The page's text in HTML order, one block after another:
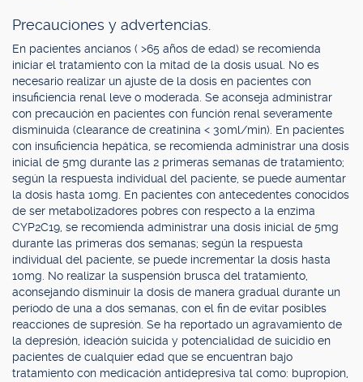
Precauciones y advertencias.
En pacientes ancianos ( >65 años de edad) se recomienda
iniciar el tratamiento con la mitad de la dosis usual. No es
necesario realizar un ajuste de la dosis en pacientes con
insuficiencia renal leve o moderada. Se aconseja administrar
con precaución en pacientes con función renal severamente
disminuida (clearance de creatinina < 30ml/min). En pacientes
con insuficiencia hepática, se recomienda administrar una dosis
inicial de 5mg durante las 2 primeras semanas de tratamiento;
según la respuesta individual del paciente, se puede aumentar
la dosis hasta 10mg. En pacientes con antecedentes conocidos
de ser metabolizadores pobres con respecto a la enzima
CYP2C19, se recomienda administrar una dosis inicial de 5mg
durante las primeras dos semanas; según la respuesta
individual del paciente, se puede incrementar la dosis hasta
10mg. No realizar la suspensión brusca del tratamiento,
aconsejando disminuir la dosis de manera gradual durante un
período de una a dos semanas, con el fin de evitar posibles
reacciones de supresión. Se ha reportado un agravamiento de
la depresión, ideación suicida y potencialidad de suicidio en
pacientes de cualquier edad que se encuentran bajo
tratamiento con medicación antidepresiva tal como: bupropion,